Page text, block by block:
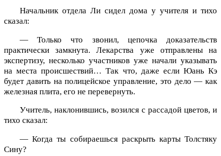
Начальник отдела Ли сидел дома у учителя и тихо
сказал:
— Только что звонил, цепочка доказательств
практически замкнута. Лекарства уже отправлены на
экспертизу, несколько участников уже начали указывать
на места происшествий… Так что, даже если Юань Кэ
будет давить на полицейское управление, это дело — как
железная плита, его не перевернуть.
Учитель, наклонившись, возился с рассадой цветов, и
тихо сказал:
— Когда ты собираешься раскрыть карты Толстяку
Сину?